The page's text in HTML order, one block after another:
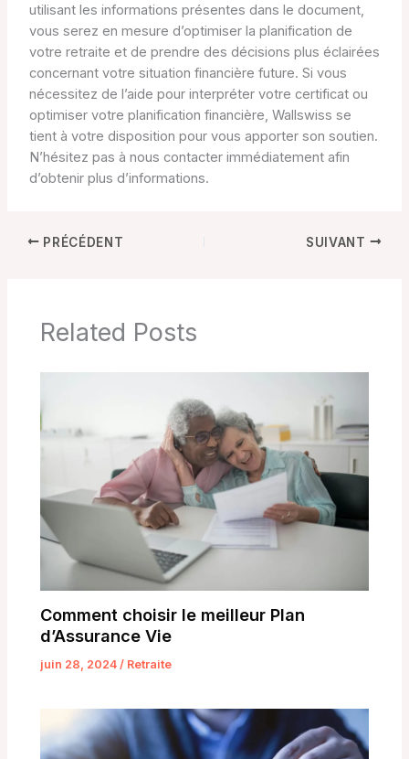
utilisant les informations présentes dans le document,
vous serez en mesure d’optimiser la planification de
votre retraite et de prendre des décisions plus éclairées
concernant votre situation financière future. Si vous
nécessitez de l’aide pour interpréter votre certificat ou
optimiser votre planification financière, Wallswiss se
tient à votre disposition pour vous apporter son soutien.
N’hésitez pas à nous contacter immédiatement afin
d’obtenir plus d’informations.
PRÉCÉDENT SUIVANT
Related Posts
Comment choisir le meilleur Plan
d’Assurance Vie
juin 28, 2024 / Retraite